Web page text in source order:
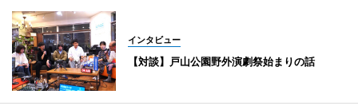
インタビュー
【対談】戸山公園野外演劇祭始まりの話